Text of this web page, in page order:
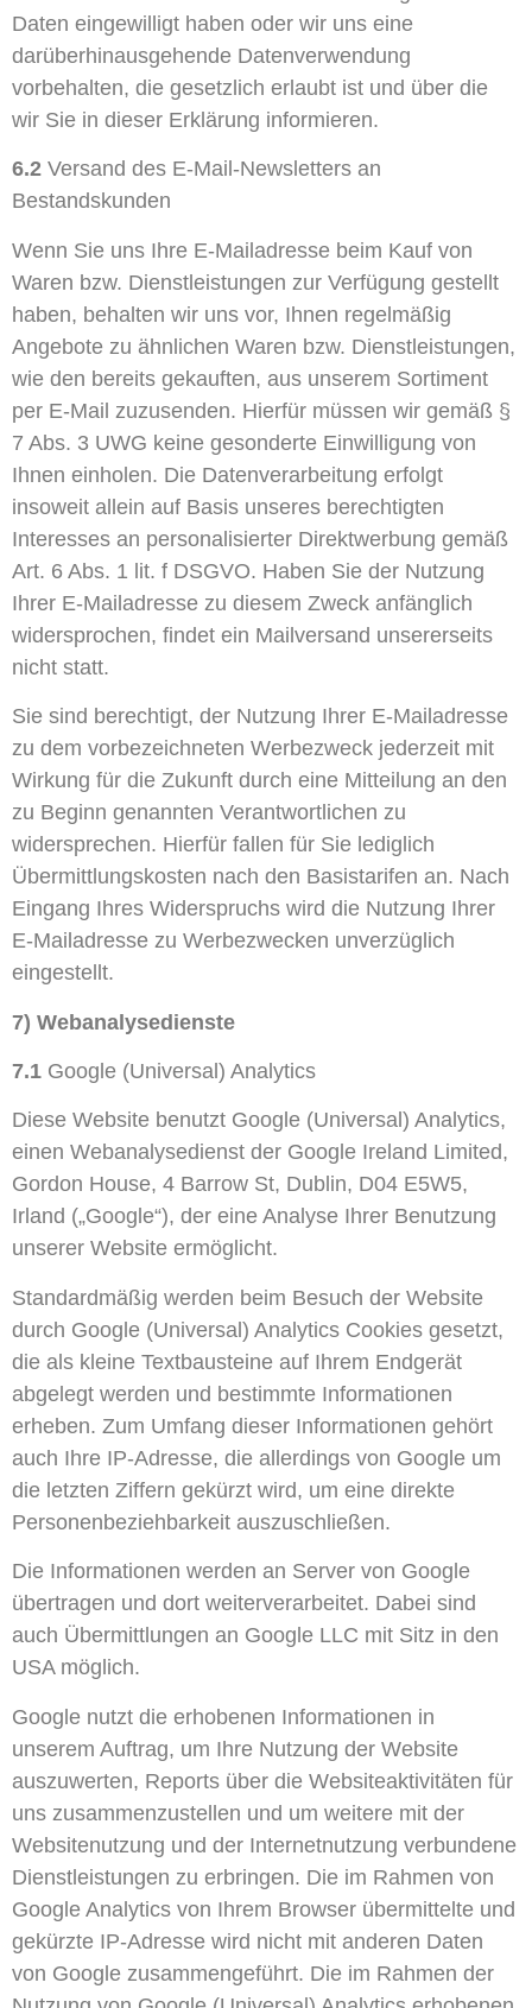
Daten eingewilligt haben oder wir uns eine
darüberhinausgehende Datenverwendung
vorbehalten, die gesetzlich erlaubt ist und über die
wir Sie in dieser Erklärung informieren.
6.2 Versand des E-Mail-Newsletters an
Bestandskunden
Wenn Sie uns Ihre E-Mailadresse beim Kauf von
Waren bzw. Dienstleistungen zur Verfügung gestellt
haben, behalten wir uns vor, Ihnen regelmäßig
Angebote zu ähnlichen Waren bzw. Dienstleistungen,
wie den bereits gekauften, aus unserem Sortiment
per E-Mail zuzusenden. Hierfür müssen wir gemäß §
7 Abs. 3 UWG keine gesonderte Einwilligung von
Ihnen einholen. Die Datenverarbeitung erfolgt
insoweit allein auf Basis unseres berechtigten
Interesses an personalisierter Direktwerbung gemäß
Art. 6 Abs. 1 lit. f DSGVO. Haben Sie der Nutzung
Ihrer E-Mailadresse zu diesem Zweck anfänglich
widersprochen, findet ein Mailversand unsererseits
nicht statt.
Sie sind berechtigt, der Nutzung Ihrer E-Mailadresse
zu dem vorbezeichneten Werbezweck jederzeit mit
Wirkung für die Zukunft durch eine Mitteilung an den
zu Beginn genannten Verantwortlichen zu
widersprechen. Hierfür fallen für Sie lediglich
Übermittlungskosten nach den Basistarifen an. Nach
Eingang Ihres Widerspruchs wird die Nutzung Ihrer
E-Mailadresse zu Werbezwecken unverzüglich
eingestellt.
7) Webanalysedienste
7.1 Google (Universal) Analytics
Diese Website benutzt Google (Universal) Analytics,
einen Webanalysedienst der Google Ireland Limited,
Gordon House, 4 Barrow St, Dublin, D04 E5W5,
Irland („Google“), der eine Analyse Ihrer Benutzung
unserer Website ermöglicht.
Standardmäßig werden beim Besuch der Website
durch Google (Universal) Analytics Cookies gesetzt,
die als kleine Textbausteine auf Ihrem Endgerät
abgelegt werden und bestimmte Informationen
erheben. Zum Umfang dieser Informationen gehört
auch Ihre IP-Adresse, die allerdings von Google um
die letzten Ziffern gekürzt wird, um eine direkte
Personenbeziehbarkeit auszuschließen.
Die Informationen werden an Server von Google
übertragen und dort weiterverarbeitet. Dabei sind
auch Übermittlungen an Google LLC mit Sitz in den
USA möglich.
Google nutzt die erhobenen Informationen in
unserem Auftrag, um Ihre Nutzung der Website
auszuwerten, Reports über die Websiteaktivitäten für
uns zusammenzustellen und um weitere mit der
Websitenutzung und der Internetnutzung verbundene
Dienstleistungen zu erbringen. Die im Rahmen von
Google Analytics von Ihrem Browser übermittelte und
gekürzte IP-Adresse wird nicht mit anderen Daten
von Google zusammengeführt. Die im Rahmen der